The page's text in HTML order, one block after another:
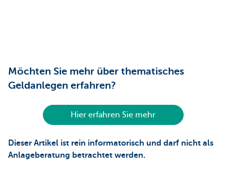
Möchten Sie mehr über thematisches
Geldanlegen erfahren?
Hier erfahren Sie mehr
Dieser Artikel ist rein informatorisch und darf nicht als
Anlageberatung betrachtet werden.